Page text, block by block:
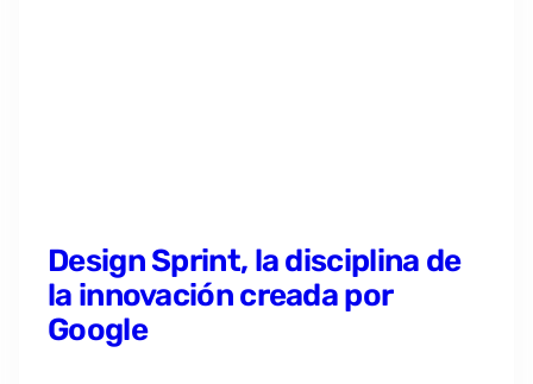
Design Sprint, la disciplina de
la innovación creada por
Google